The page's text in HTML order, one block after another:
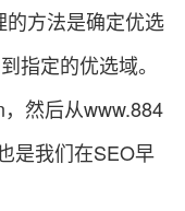
方法是确定优选
指定的优选域。
然后从www.884
是我们在SEO早